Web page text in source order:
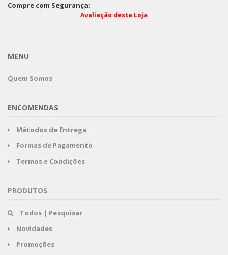
Compre com Segurança:
Avaliação desta Loja
MENU
Quem Somos
ENCOMENDAS
Métodos de Entrega
Formas de Pagamento
Termos e Condições
PRODUTOS
Todos | Pesquisar
Novidades
Promoções